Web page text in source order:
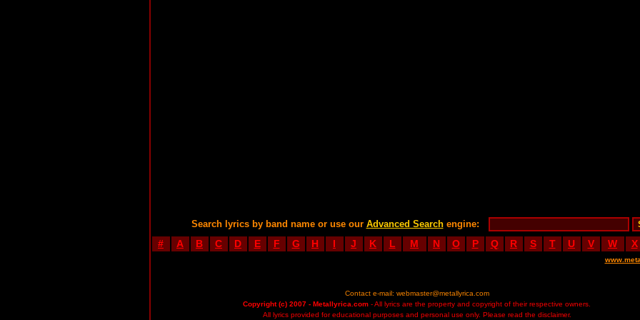
Search lyrics by band name or use our Advanced Searchengine:
# A B C D E F G H I J K L M N O P Q R S T U V W X
Contact e-mail: webmaster@metallyrica.com
Copyright (c) 2007 - Metallyrica.com - All lyrics are the property and copyright of their respective owners.
All lyrics provided for educational purposes and personal use only. Please read the disclaimer.